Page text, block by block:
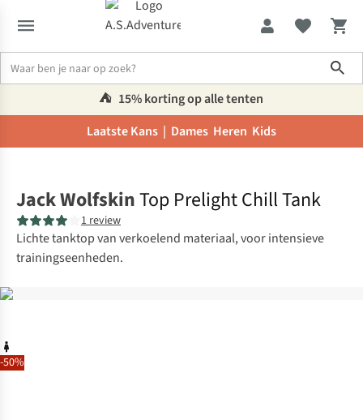
⛺️ 15% korting op alle tenten
Laatste Kans | Dames Heren Kids
-50%
Jack WolfskinTop Prelight Chill Tank
1 review
Lichte tanktop van verkoelend materiaal, voor intensieve
trainingseenheden.